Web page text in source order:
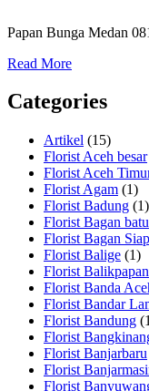
Papan Bunga Medan
Read More
Categories
Artikel (15)
Florist Aceh besar
Florist Aceh
Florist Agam (1)
Florist Badung (1)
Florist Bagan batu
Florist Bagan
Florist Balige (1)
Florist Balikpapan
Florist Banda
Florist Bandar
Florist Bandung
Florist
Florist Banjarbaru
Florist
Florist